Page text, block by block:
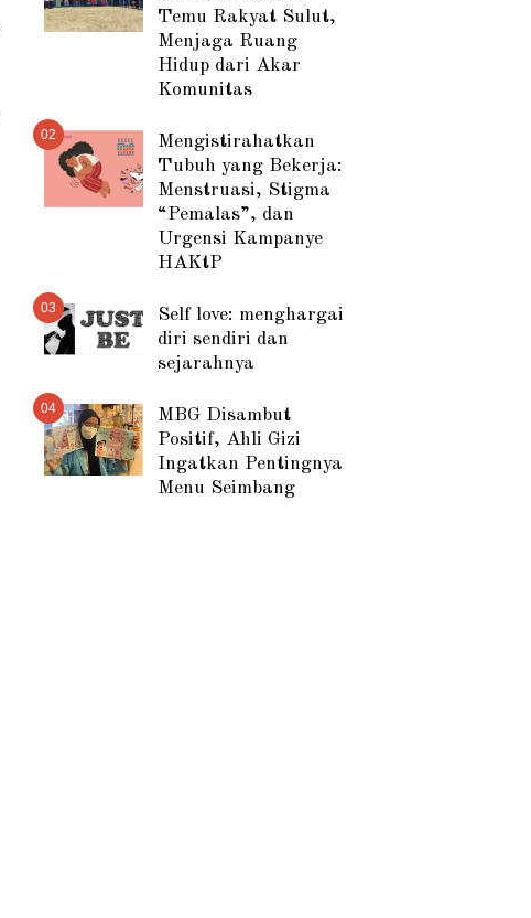
Temu Rakyat Sulut,
Menjaga Ruang
Hidup dari Akar
Komunitas
02
Mengistirahatkan
Tubuh yang Bekerja:
Menstruasi, Stigma
“Pemalas”, dan
Urgensi Kampanye
HAKtP
03
Self love: menghargai
diri sendiri dan
sejarahnya
04
MBG Disambut
Positif, Ahli Gizi
Ingatkan Pentingnya
Menu Seimbang